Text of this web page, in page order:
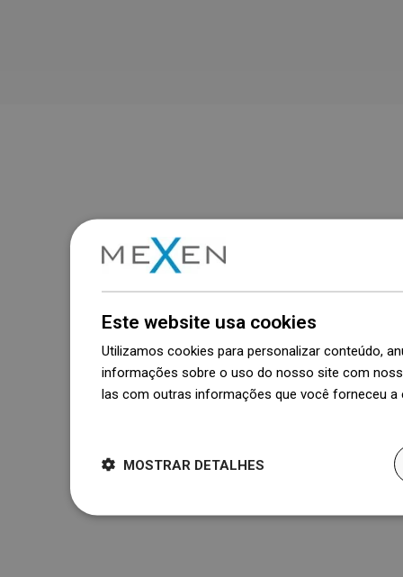
Este website usa cookies
Utilizamos cookies para personalizar conteúdo,
informações sobre o uso do nosso site com
las com outras informações que você forneceu
MOSTRAR DETALHES